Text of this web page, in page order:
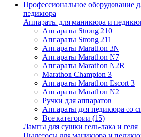
Профессиональное оборудование
педикюра
Аппараты для маникюра и
Аппараты Strong 210
Аппараты Strong 211
Аппараты Marathon 3N
Аппараты Marathon N7
Аппараты Marathon N2R
Marathon Champion 3
Аппараты Marathon Escort 3
Аппараты Marathon N2
Ручки для аппаратов
Аппараты для педикюра со
Все категории (15)
Лампы для сушки гель-лака и геля
Пылесосы для маникюра и